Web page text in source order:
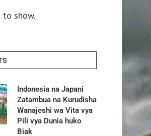
to show.
Indonesia na Japani
Zatambua na Kurudisha
Wanajeshi wa Vita vya
Pili vya Dunia huko
Biak